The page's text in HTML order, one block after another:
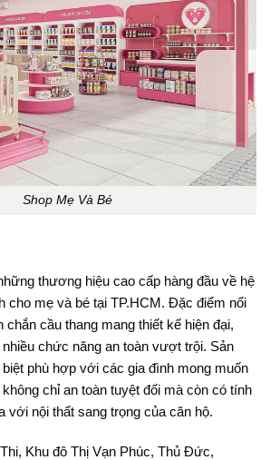
Shop Mẹ Và Bé
thương hiệu cao cấp hàng đầu về hệ
cho mẹ và bé tại TP.HCM. Đặc điểm nổi
chắn cầu thang mang thiết kế hiện đại,
chức năng an toàn vượt trội. Sản
phù hợp với các gia đình mong muốn
chỉ an toàn tuyệt đối mà còn có tính
với nội thất sang trọng của căn hộ.
Khu đô Thị Vạn Phúc, Thủ Đức,